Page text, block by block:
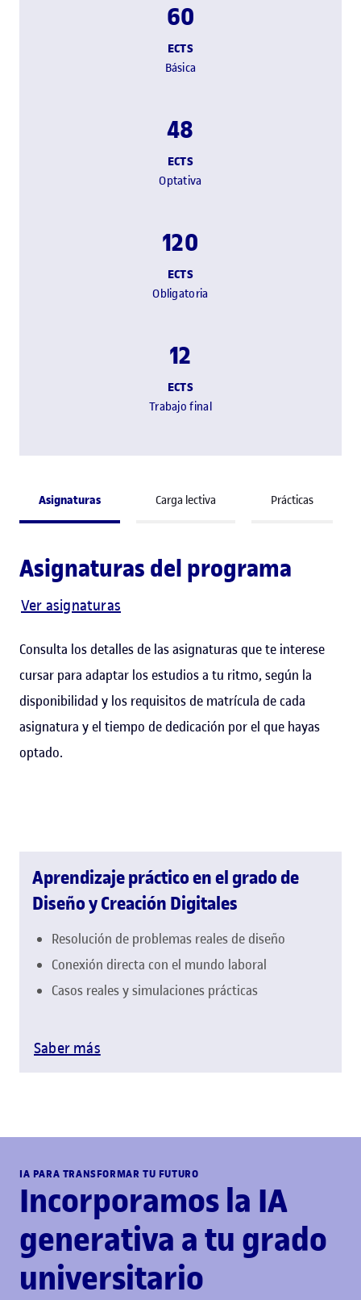
60
ECTS
Básica
48
ECTS
Optativa
120
ECTS
Obligatoria
12
ECTS
Trabajo final
Asignaturas Carga lectiva Prácticas
Asignaturas del programa
Ver asignaturas
Consulta los detalles de las asignaturas que te interese
cursar para adaptar los estudios a tu ritmo, según la
disponibilidad y los requisitos de matrícula de cada
asignatura y el tiempo de dedicación por el que hayas
optado.
Aprendizaje práctico en el grado de
Diseño y Creación Digitales
Resolución de problemas reales de diseño
Conexión directa con el mundo laboral
Casos reales y simulaciones prácticas
Saber más
IA PARA TRANSFORMAR TU FUTURO
Incorporamos la IA
generativa a tu grado
universitario